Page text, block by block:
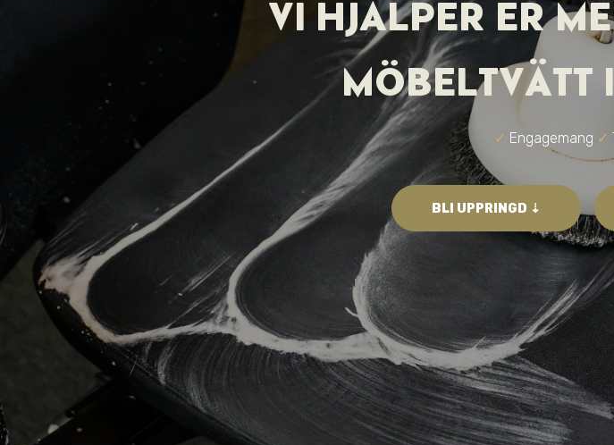
VI HJÄLPER ER
MÖBELTVÄTT
✓ Engagemang ✓
BLI UPPRINGD ⇣